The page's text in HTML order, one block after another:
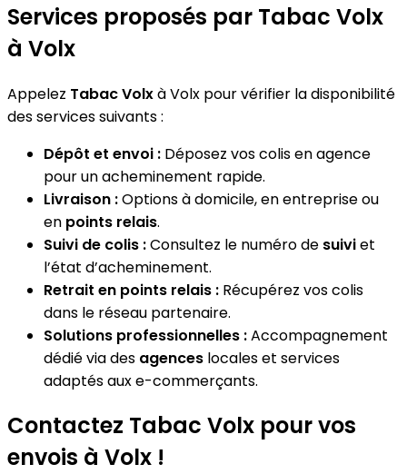
Services proposés par Tabac Volx
à Volx
Appelez Tabac Volxà Volx pour vérifier la disponibilité
des services suivants :
Dépôt et envoi : Déposez vos colis en agence
pour un acheminement rapide.
Livraison :Options à domicile, en entreprise ou
en points relais.
Suivi de colis :Consultez le numéro de suiviet
l’état d’acheminement.
Retrait en points relais : Récupérez vos colis
dans le réseau partenaire.
Solutions professionnelles :Accompagnement
dédié via des agences locales et services
adaptés aux e-commerçants.
Contactez Tabac Volx pour vos
envois à Volx !